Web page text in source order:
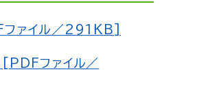
ァイル／291KB]
ファイル／